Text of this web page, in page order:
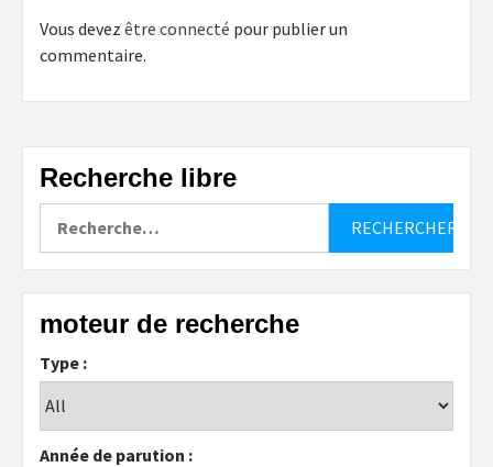
Vous devez être connecté pour publier un
commentaire.
Recherche libre
moteur de recherche
Type :
Année de parution :